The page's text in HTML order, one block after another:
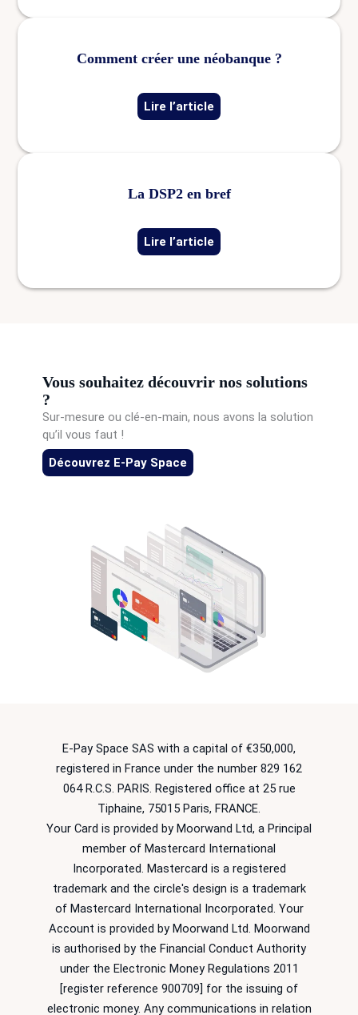
Comment créer une néobanque ?
Lire l’article
La DSP2 en bref
Lire l’article
Vous souhaitez découvrir nos solutions
?
Sur-mesure ou clé-en-main, nous avons la solution
qu’il vous faut !
Découvrez E-Pay Space
E-Pay Space SAS with a capital of €350,000,
registered in France under the number 829 162
064 R.C.S. PARIS. Registered office at 25 rue
Tiphaine, 75015 Paris, FRANCE.
Your Card is provided by Moorwand Ltd, a Principal
member of Mastercard International
Incorporated. Mastercard is a registered
trademark and the circle's design is a trademark
of Mastercard International Incorporated. Your
Account is provided by Moorwand Ltd. Moorwand
is authorised by the Financial Conduct Authority
under the Electronic Money Regulations 2011
[register reference 900709] for the issuing of
electronic money. Any communications in relation